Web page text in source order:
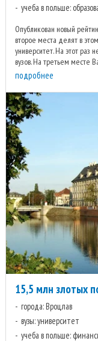
учеба в польше:
Опубликован новый
второе места делят в
университет. На этот раз
вузов. На третьем месте
подробнее
15,5 млн злотых
города: Вроцлав
вузы: университет
учеба в польше: